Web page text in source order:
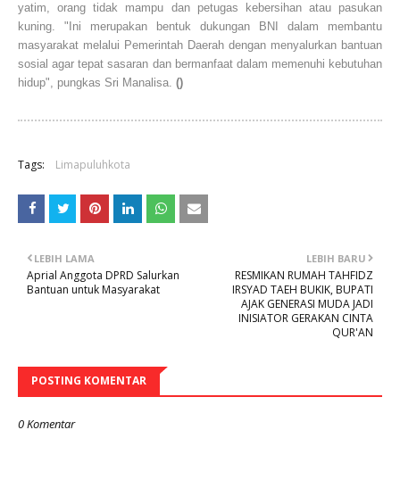
yatim, orang tidak mampu dan petugas kebersihan atau pasukan
kuning. "Ini merupakan bentuk dukungan BNI dalam membantu
masyarakat melalui Pemerintah Daerah dengan menyalurkan bantuan
sosial agar tepat sasaran dan bermanfaat dalam memenuhi kebutuhan
hidup", pungkas Sri Manalisa. ()
Tags: Limapuluhkota
LEBIH BARU
RESMIKAN RUMAH TAHFIDZ
IRSYAD TAEH BUKIK, BUPATI
AJAK GENERASI MUDA JADI
INISIATOR GERAKAN CINTA
QUR'AN
LEBIH LAMA
Aprial Anggota DPRD Salurkan
Bantuan untuk Masyarakat
POSTING KOMENTAR
0 Komentar